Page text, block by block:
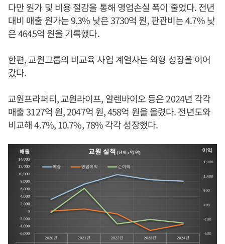
다만 원가 및 비용 절감을 통해 영업손실 폭이 줄었다. 전년
대비 매출 원가는 9.3% 낮은 3730억 원, 판관비는 4.7% 낮
은 4645억 원을 기록했다.
한편, 교원그룹의 비교육 사업 계열사는 외형 성장을 이어
갔다.
교원프라퍼티, 교원라이프, 알렌바이오 등은 2024년 각각
매출 3127억 원, 2047억 원, 458억 원을 올렸다. 전년도와
비교해 4.7%, 10.7%, 78% 각각 성장했다.